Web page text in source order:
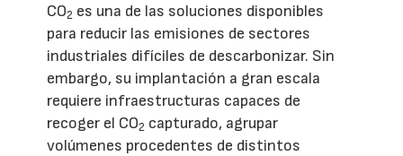
CO2 es una de las soluciones disponibles
para reducir las emisiones de sectores
industriales difíciles de descarbonizar. Sin
embargo, su implantación a gran escala
requiere infraestructuras capaces de
recoger el CO2 capturado, agrupar
volúmenes procedentes de distintos